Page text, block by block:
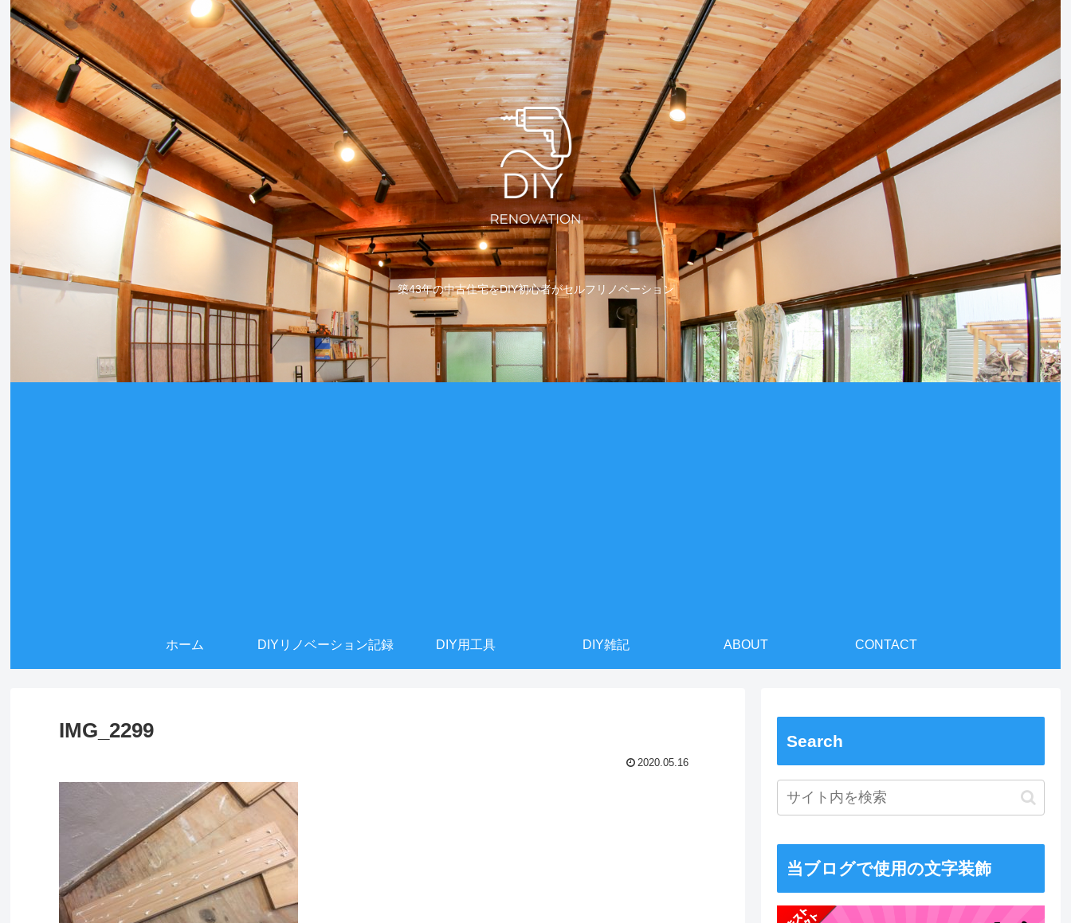
築43年の中古住宅をDIY初心者がセルフリノベーション
ホーム DIYリノベーション記録 DIY用工具 DIY雑記 ABOUT CONTACT
IMG_2299
2020.05.16
Search
当ブログで使用の文字装飾